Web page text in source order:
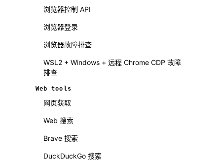
浏览器控制 API
浏览器登录
浏览器故障排查
WSL2 + Windows + 远程 Chrome CDP 故障
排查
Web tools
网页获取
Web 搜索
Brave 搜索
DuckDuckGo 搜索